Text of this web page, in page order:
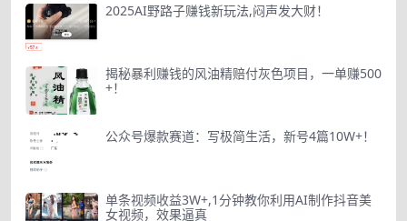
2025AI野路子赚钱新玩法,闷声发大财！
揭秘暴利赚钱的风油精赔付灰色项目，一单赚500
+！
公众号爆款赛道：写极简生活，新号4篇10W+！
单条视频收益3W+,1分钟教你利用AI制作抖音美
女视频，效果逼真